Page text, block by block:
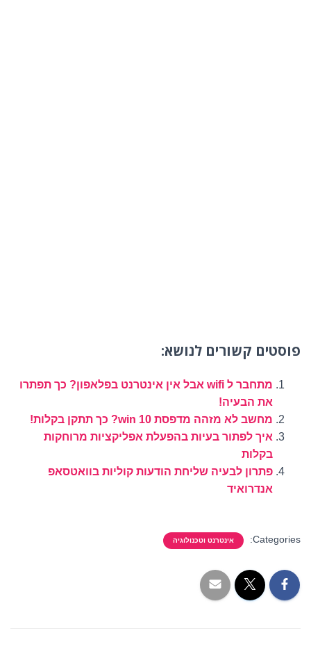
פוסטים קשורים לנושא:
מתחבר ל wifi אבל אין אינטרנט בפלאפון? כך תפתרו
את הבעיה!
מחשב לא מזהה מדפסת win 10? כך תתקן בקלות!
איך לפתור בעיות בהפעלת אפליקציות מרוחקות
בקלות
פתרון לבעיה שליחת הודעות קוליות בוואטסאפ
אנדרואיד
Categories: אינטרנט וטכנולוגיה